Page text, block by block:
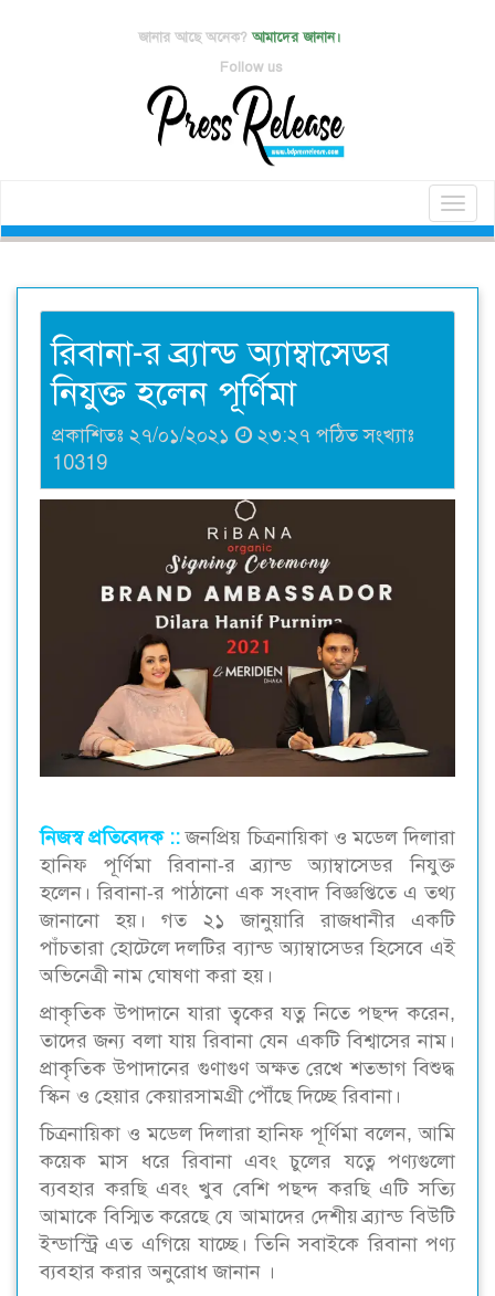
জানার আছে অনেক? আমাদের জানান।
Follow us
রিবানা-র ব্র্যান্ড অ্যাম্বাসেডর
নিযুক্ত হলেন পূর্ণিমা
প্রকাশিতঃ ২৭/০১/২০২১
২৩:২৭ পঠিত সংখ্যাঃ
10319
নিজস্ব প্রতিবেদক ::জনপ্রিয় চিত্রনায়িকা ও মডেল দিলারা
হানিফ পূর্ণিমা রিবানা-র ব্র্যান্ড অ্যাম্বাসেডর নিযুক্ত
হলেন। রিবানা-র পাঠানো এক সংবাদ বিজ্ঞপ্তিতে এ তথ্য
জানানো হয়। গত ২১ জানুয়ারি রাজধানীর একটি
পাঁচতারা হোটেলে দলটির ব্যান্ড অ্যাম্বাসেডর হিসেবে এই
অভিনেত্রী নাম ঘোষণা করা হয়।
প্রাকৃতিক উপাদানে যারা ত্বকের যত্ন নিতে পছন্দ করেন,
তাদের জন্য বলা যায় রিবানা যেন একটি বিশ্বাসের নাম।
প্রাকৃতিক উপাদানের গুণাগুণ অক্ষত রেখে শতভাগ বিশুদ্ধ
স্কিন ও হেয়ার কেয়ারসামগ্রী পৌঁছে দিচ্ছে রিবানা।
চিত্রনায়িকা ও মডেল দিলারা হানিফ পূর্ণিমা বলেন, আমি
কয়েক মাস ধরে রিবানা এবং চুলের যত্নে পণ্যগুলো
ব্যবহার করছি এবং খুব বেশি পছন্দ করছি এটি সত্যি
আমাকে বিস্মিত করেছে যে আমাদের দেশীয় ব্র্যান্ড বিউটি
ইন্ডাস্ট্রি এত এগিয়ে যাচ্ছে। তিনি সবাইকে রিবানা পণ্য
ব্যবহার করার অনুরোধ জানান ।